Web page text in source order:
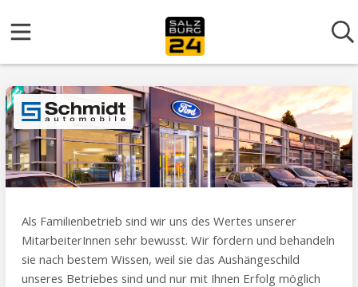
Als Familienbetrieb sind wir uns des Wertes unserer
MitarbeiterInnen sehr bewusst. Wir fördern und behandeln
sie nach bestem Wissen, weil sie das Aushängeschild
unseres Betriebes sind und nur mit Ihnen Erfolg möglich